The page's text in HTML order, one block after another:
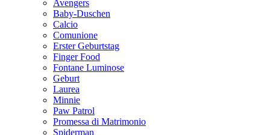
Avengers
Baby-Duschen
Calcio
Comunione
Erster Geburtstag
Finger Food
Fontane Luminose
Geburt
Laurea
Minnie
Paw Patrol
Promessa di Matrimonio
Spiderman